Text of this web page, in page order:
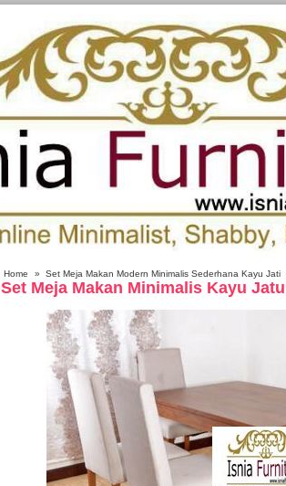
Home » Set Meja Makan Modern Minimalis Sederhana Kayu Jati
Set Meja Makan Minimalis Kayu Jatu